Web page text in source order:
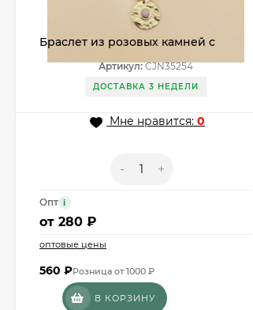
Браслет из розовых камней с
Артикул:CJN35254
ДОСТАВКА 3 НЕДЕЛИ
Мне нравится:0
- +
Опт i
от 280 ₽
оптовые цены
560 ₽Розница от 1000 ₽
В КОРЗИНУ